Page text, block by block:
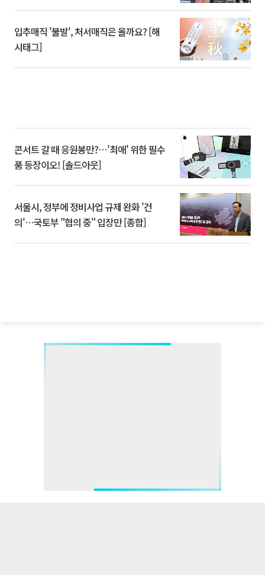
입추매직 '불발', 처서매직은 올까요? [해
시태그]
콘서트 갈 때 응원봉만?⋯'최애' 위한 필수
품 등장이오! [솔드아웃]
서울시, 정부에 정비사업 규제 완화 '건
의'⋯국토부 "협의 중" 입장만 [종합]